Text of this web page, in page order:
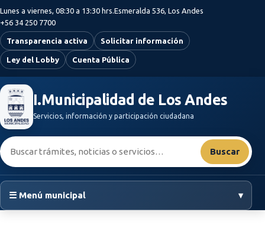
Saltar al contenido principal
Lunes a viernes, 08:30 a 13:30 hrs.Esmeralda 536, Los Andes
+56 34 250 7700
Transparencia activa Solicitar información
Ley del Lobby Cuenta Pública
I.Municipalidad de Los Andes
Servicios, información y participación ciudadana
Buscar:
Buscar
☰ Menú municipal ▾